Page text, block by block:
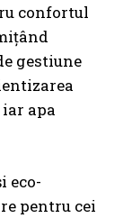
confortul
gestiune
apa
eco-
pentru cei